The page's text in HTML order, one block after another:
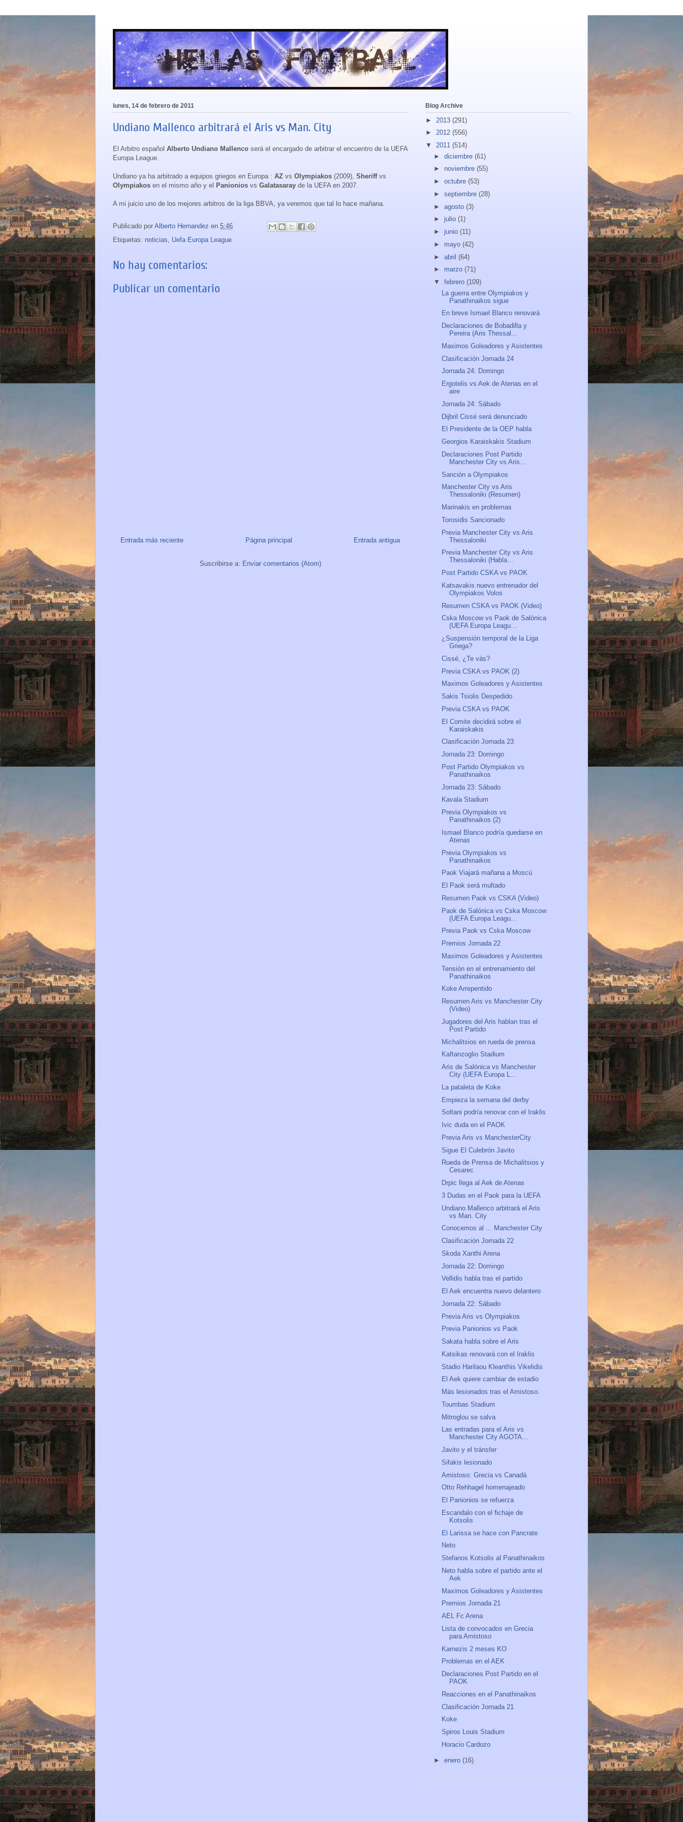
lunes, 14 de febrero de 2011
Undiano Mallenco arbitrará el Aris vs Man. City
El Arbitro español Alberto Undiano Mallenco será el encargado de arbitrar el encuentro de la UEFA
Europa League.
Undiano ya ha arbitrado a equipos griegos en Europa : AZ vs Olympiakos (2009), Sheriffvs
Olympiakos en el mismo año y el Panionios vs Galatasaray de la UEFA en 2007.
A mi juicio uno de los mejores arbitros de la liga BBVA, ya veremos que tal lo hace mañana.
Publicado por Alberto Hernandez en 5:46
Etiquetas: noticias Uefa Europa League
No hay comentarios:
Publicar un comentario
Entrada más reciente Entrada antigua
Página principal
Suscribirse a: Enviar comentarios (Atom)
Blog Archive
► 2013 (291)
► 2012 (556)
▼ 2011 (514)
► diciembre (61)
► noviembre (55)
► octubre (53)
► septiembre (28)
► agosto (3)
► julio (1)
► junio (11)
► mayo (42)
► abril (64)
► marzo (71)
▼ febrero (109)
La guerra entre Olympiakos y
Panathinaikos sigue
En breve Ismael Blanco renovará
Declaraciones de Bobadilla y
Pereira (Aris Thessal...
Maximos Goleadores y Asistentes
Clasificación Jornada 24
Jornada 24: Domingo
Ergotelis vs Aek de Atenas en el
aire
Jornada 24: Sábado
Dijbril Cissé será denunciado
El Presidente de la OEP habla
Georgios Karaiskakis Stadium
Declaraciones Post Partido
Manchester City vs Aris...
Sanción a Olympiakos
Manchester City vs Aris
Thessaloniki (Resumen)
Marinakis en problemas
Torosidis Sancionado
Previa Manchester City vs Aris
Thessaloniki
Previa Manchester City vs Aris
Thessaloniki (Habla...
Post Partido CSKA vs PAOK
Katsavakis nuevo entrenador del
Olympiakos Volos
Resumen CSKA vs PAOK (Video)
Cska Moscow vs Paok de Salónica
(UEFA Europa Leagu...
¿Suspensión temporal de la Liga
Griega?
Cissé, ¿Te vás?
Previa CSKA vs PAOK (2)
Maximos Goleadores y Asistentes
Sakis Tsiolis Despedido
Previa CSKA vs PAOK
El Comite decidirá sobre el
Karaiskakis
Clasificación Jornada 23
Jornada 23: Domingo
Post Partido Olympiakos vs
Panathinaikos
Jornada 23: Sábado
Kavala Stadium
Previa Olympiakos vs
Panathinaikos (2)
Ismael Blanco podría quedarse en
Atenas
Previa Olympiakos vs
Panathinaikos
Paok Viajará mañana a Moscú
El Paok será multado
Resumen Paok vs CSKA (Video)
Paok de Salónica vs Cska Moscow
(UEFA Europa Leagu...
Previa Paok vs Cska Moscow
Premios Jornada 22
Maximos Goleadores y Asistentes
Tensión en el entrenamiento del
Panathinaikos
Koke Arrepentido
Resumen Aris vs Manchester City
(Video)
Jugadores del Aris hablan tras el
Post Partido
Michalitsios en rueda de prensa
Kaftanzoglio Stadium
Aris de Salónica vs Manchester
City (UEFA Europa L...
La pataleta de Koke
Empieza la semana del derby
Soltani podría renovar con el Iraklis
Ivic duda en el PAOK
Previa Aris vs ManchesterCity
Sigue El Culebrón Javito
Rueda de Prensa de Michalitsios y
Cesarec
Drpic llega al Aek de Atenas
3 Dudas en el Paok para la UEFA
Undiano Mallenco arbitrará el Aris
vs Man. City
Conocemos al ... Manchester City
Clasificación Jornada 22
Skoda Xanthi Arena
Jornada 22: Domingo
Vellidis habla tras el partido
El Aek encuentra nuevo delantero
Jornada 22: Sábado
Previa Aris vs Olympiakos
Previa Panionios vs Paok
Sakata habla sobre el Aris
Katsikas renovará con el Iraklis
Stadio Harilaou Kleanthis Vikelidis
El Aek quiere cambiar de estadio
Más lesionados tras el Amistoso.
Toumbas Stadium
Mitroglou se salva
Las entradas para el Aris vs
Manchester City AGOTA...
Javito y el tránsfer
Sifakis lesionado
Amistoso: Grecia vs Canadá
Otto Rehhagel homenajeado
El Panionios se refuerza
Escandalo con el fichaje de
Kotsolis
El Larissa se hace con Pancrate
Neto
Stefanos Kotsolis al Panathinaikos
Neto habla sobre el partido ante el
Aek
Maximos Goleadores y Asistentes
Premios Jornada 21
AEL Fc Arena
Lista de convocados en Grecia
para Amistoso
Karnezis 2 meses KO
Problemas en el AEK
Declaraciones Post Partido en el
PAOK
Reacciones en el Panathinaikos
Clasificación Jornada 21
Koke
Spiros Louis Stadium
Horacio Cardozo
► enero (16)